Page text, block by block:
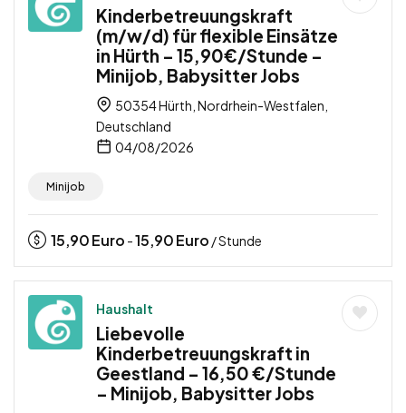
Kinderbetreuungskraft
(m/w/d) für flexible Einsätze
in Hürth – 15,90€/Stunde –
Minijob, Babysitter Jobs
50354 Hürth, Nordrhein-Westfalen,
Deutschland
04/08/2026
Minijob
15,90Euro -15,90Euro / Stunde
Haushalt
Liebevolle
Kinderbetreuungskraft in
Geestland – 16,50 €/Stunde
– Minijob, Babysitter Jobs